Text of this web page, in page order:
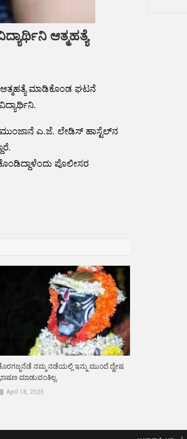
ಆತ್ಮಹತ್ಯೆ
ಮಾಡಿಕೊಂಡ ಘಟನೆ
ಮುಂಜಾನೆ ಎ.ಜೆ. ಲೇಡಿಸ್ ಹಾಸ್ಟೆಲ್‌ನ
ಪೊಲೀಸರ
ನಮ್ಮ‌ ನಡೆಯಲ್ಲಿ ಇನ್ನು ಮುಂದೆ ದ್ವೇಷ
ಮಾಡುವಂತಿಲ್ಲ.
April 18, 2025